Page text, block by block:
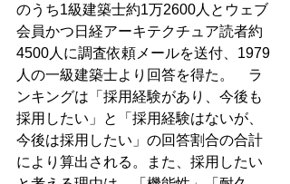
のうち1級建築士約1万2600人とウェブ
会員かつ日経アーキテクチュア読者約
4500人に調査依頼メールを送付、1979
人の一級建築士より回答を得た。　ラ
ンキングは「採用経験があり、今後も
採用したい」と「採用経験はないが、
今後は採用したい」の回答割合の合計
により算出される。また、採用したい